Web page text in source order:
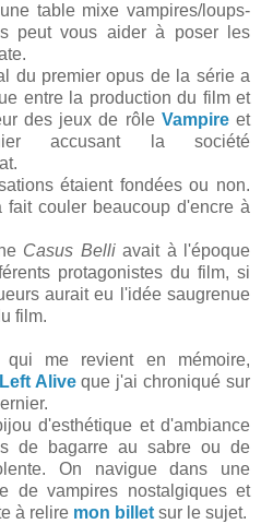
table mixe vampires/loups-
peut vous aider à poser les
du premier opus de la série a
entre la production du film et
des jeux de rôle Vampireet
accusant la société
étaient fondées ou non.
couler beaucoup d'encre à
Casus Belliavait à l'époque
protagonistes du film, si
aurait eu l'idée saugrenue
film.
me revient en mémoire,
Aliveque j'ai chroniqué sur
d'esthétique et d'ambiance
de bagarre au sabre ou de
On navigue dans une
de vampires nostalgiques et
à relire mon billet sur le sujet.